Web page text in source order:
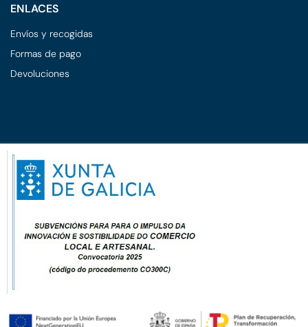
ENLACES
Envíos y recogidas
Formas de pago
Devoluciones